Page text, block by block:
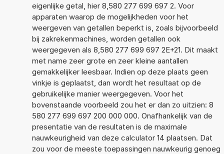
eigenlijke getal, hier 8,580 277 699 697 2. Voor
apparaten waarop de mogelijkheden voor het
weergeven van getallen beperkt is, zoals bijvoorbeeld
bij zakrekenmachines, worden getallen ook
weergegeven als 8,580 277 699 697 2E+21. Dit maakt
met name zeer grote en zeer kleine aantallen
gemakkelijker leesbaar. Indien op deze plaats geen
vinkje is geplaatst, dan wordt het resultaat op de
gebruikelijke manier weergegeven. Voor het
bovenstaande voorbeeld zou het er dan zo uitzien: 8
580 277 699 697 200 000 000. Onafhankelijk van de
presentatie van de resultaten is de maximale
nauwkeurigheid van deze calculator 14 plaatsen. Dat
zou voor de meeste toepassingen nauwkeurig genoeg